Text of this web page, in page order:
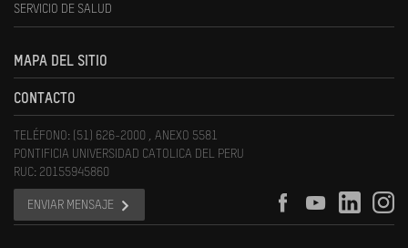
SERVICIO DE SALUD
MAPA DEL SITIO
CONTACTO
TELÉFONO: (51) 626-2000 , ANEXO 5581
PONTIFICIA UNIVERSIDAD CATOLICA DEL PERU
RUC: 20155945860
ENVIAR MENSAJE